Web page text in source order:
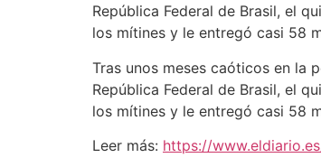
República Federal de Brasil, el
los mítines y le entregó casi 58
Tras unos meses caóticos en la
República Federal de Brasil, el
los mítines y le entregó casi 58
Leer más: https://